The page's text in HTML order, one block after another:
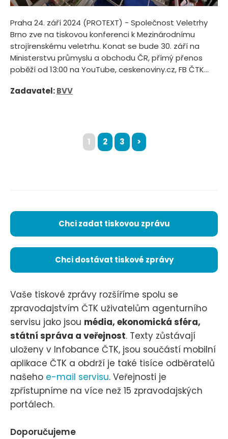
Praha 24. září 2024 (PROTEXT) - Společnost Veletrhy
Brno zve na tiskovou konferenci k Mezinárodnímu
strojírenskému veletrhu. Konat se bude 30. září na
Ministerstvu průmyslu a obchodu ČR, přímý přenos
poběží od 13:00 na YouTube, ceskenoviny.cz, FB ČTK...
Zadavatel:BVV
1 2 3 >
Chci zadat tiskovou zprávu
Chci dostávat tiskové zprávy
Vaše tiskové zprávy rozšíříme spolu se
zpravodajstvím ČTK uživatelům agenturního
servisu jako jsou média, ekonomická sféra,
státní správa a veřejnost. Texty zůstávají
uloženy v Infobance ČTK, jsou součástí mobilní
aplikace ČTK a obdrží je také tisíce odběratelů
našeho e-mail servisu. Veřejnosti je
zpřístupníme na více než 15 zpravodajských
portálech.
Doporučujeme